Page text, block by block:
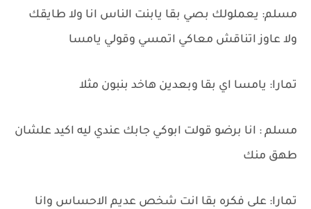
مسلم: يعملولك بصي بقا يابنت الناس انا ولا طايقك
ولا عاوز اتناقش معاكي اتمسي وقولي يامسا
تمارا: يامسا اي بقا وبعدين هاخد بنبون مثلا
مسلم : انا برضو قولت ابوكي جابك عندي ليه اكيد علشان
طهق منك
تمارا: على فكره بقا انت شخص عديم الاحساس وانا